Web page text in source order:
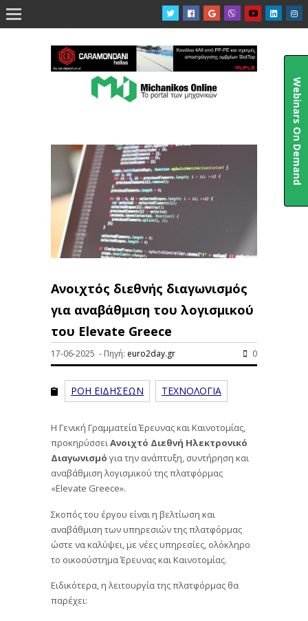

Ανοιχτός διεθνής διαγωνισμός
για αναβάθμιση του λογισμικού
του Elevate Greece
17-06-2025 - Πηγή: euro2day.gr 0
ΡΟΗ ΕΙΔΗΣΕΩΝ ΤΕΧΝΟΛΟΓΙΑ
Η Γενική Γραμματεία Έρευνας και Καινοτομίας,
προκηρύσσειΑνοιχτό Διεθνή Ηλεκτρονικό
Διαγωνισμό για την ανάπτυξη, συντήρηση και
αναβάθμιση λογισμικού της πλατφόρμας
«Elevate Greece».
Σκοπός του έργου είναι η βελτίωση και
αναβάθμιση των υπηρεσιών της πλατφόρμας
ώστε να καλύψει, με νέες υπηρεσίες, ολόκληρο
το οικοσύστημα Έρευνας και Καινοτομίας.
Ειδικότερα, η λειτουργία της πλατφόρμας θα
παρέχει:
Webinars On Demand